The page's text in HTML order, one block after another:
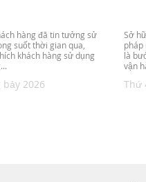
hàng đã tin tưởng sử
suốt thời gian qua,
khách hàng sử dụng
bảy 2026
Sở
pháp
là
vận
Thứ